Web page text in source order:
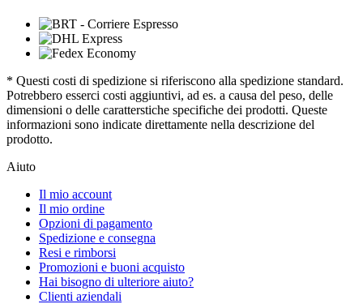
* Questi costi di spedizione si riferiscono alla spedizione standard.
Potrebbero esserci costi aggiuntivi, ad es. a causa del peso, delle
dimensioni o delle caratterstiche specifiche dei prodotti. Queste
informazioni sono indicate direttamente nella descrizione del
prodotto.
Aiuto
Il mio account
Il mio ordine
Opzioni di pagamento
Spedizione e consegna
Resi e rimborsi
Promozioni e buoni acquisto
Hai bisogno di ulteriore aiuto?
Clienti aziendali